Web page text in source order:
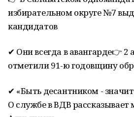
избирательном округе №7
кандидатов
✔ Они всегда в авангарде👉 2
отметили 91-ю годовщину
✔ «Быть десантником -
О службе в ВДВ рассказывает